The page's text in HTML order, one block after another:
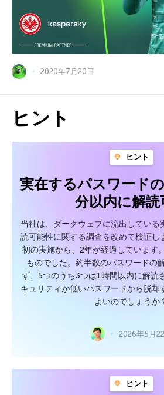
2020年7月20日
ヒント
ヒント
実在するパスワード
分以内に解読
当社は、ダークウェブに流出している
読可能性に関する調査を改めて検証し
初の実施から、2年が経過しています
ものでした。約半数のパスワードの
ず、5つのうち3つは1時間以内に解読
キュリティが低いパスワードから脱却
よいのでしょうか
2026年5月
ヒント